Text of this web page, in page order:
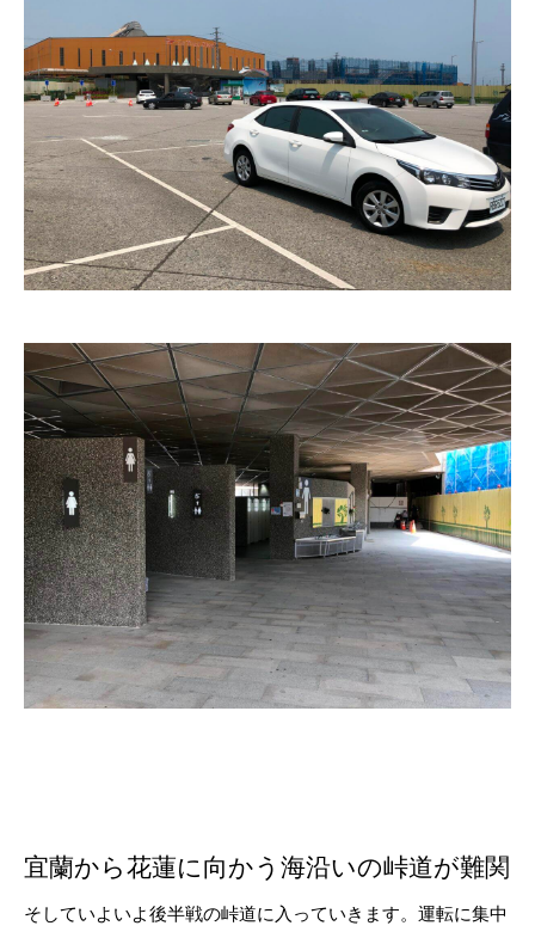
宜蘭から花蓮に向かう海沿いの峠道が難関
そしていよいよ後半戦の峠道に入っていきます。運転に集中